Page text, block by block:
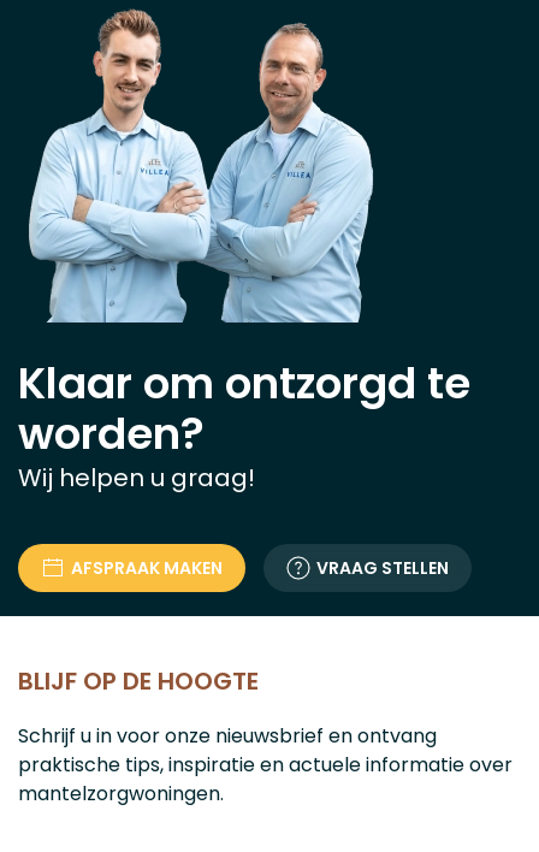
Klaar om ontzorgd te
worden?
Wij helpen u graag!
AFSPRAAK MAKEN VRAAG STELLEN
BLIJF OP DE HOOGTE
Schrijf u in voor onze nieuwsbrief en ontvang
praktische tips, inspiratie en actuele informatie over
mantelzorgwoningen.